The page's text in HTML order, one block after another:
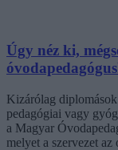
Úgy néz ki,
Kizárólag
pedagógiai vagy
a Magyar
melyet a szervezet